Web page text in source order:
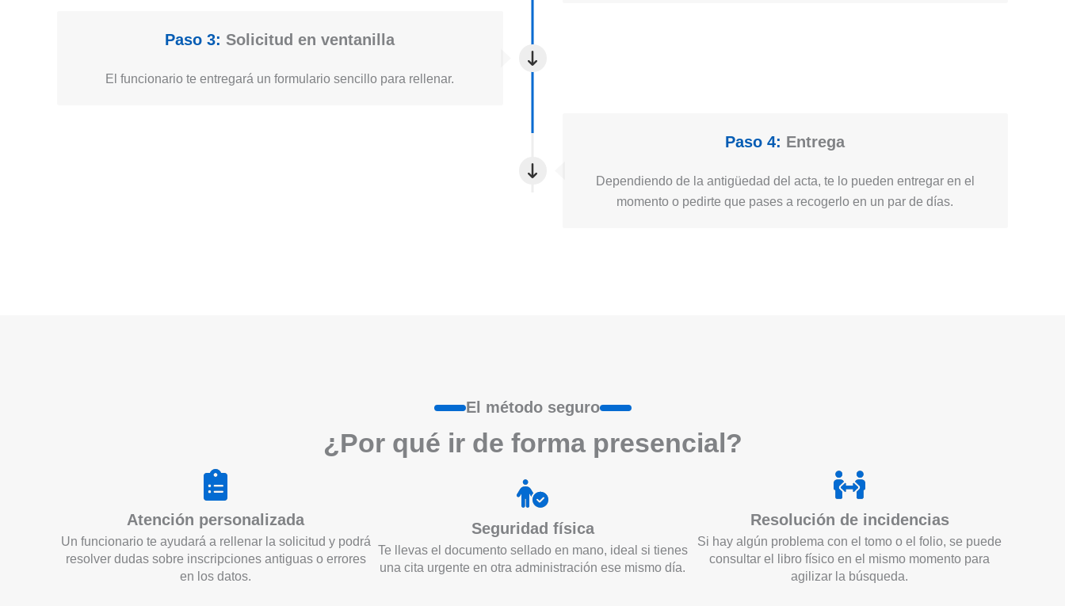
Paso 3: Solicitud en ventanilla
El funcionario te entregará un formulario sencillo para rellenar.
Paso 4: Entrega
Dependiendo de la antigüedad del acta, te lo pueden entregar en el
momento o pedirte que pases a recogerlo en un par de días.
El método seguro
¿Por qué ir de formapresencial?
Atención personalizada
Un funcionario te ayudará a rellenar la solicitud y podrá
resolver dudas sobre inscripciones antiguas o errores
en los datos.
Seguridad física
Te llevas el documento sellado en mano, ideal si tienes
una cita urgente en otra administración ese mismo día.
Resolución de incidencias
Si hay algún problema con el tomo o el folio, se puede
consultar el libro físico en el mismo momento para
agilizar la búsqueda.